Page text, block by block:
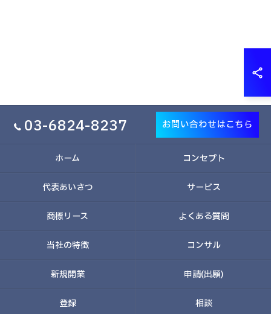
03-6824-8237 お問い合わせはこちら
ホーム コンセプト
代表あいさつ サービス
商標リース よくある質問
当社の特徴 コンサル
新規開業 申請(出願)
登録 相談